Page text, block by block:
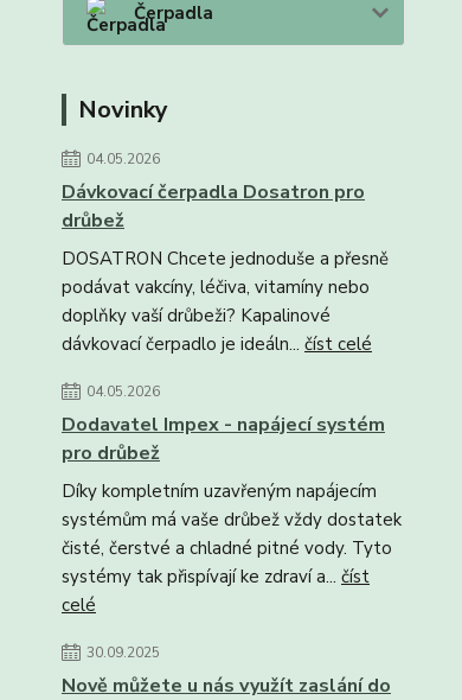
Čerpadla
Novinky
04.05.2026
Dávkovací čerpadla Dosatron pro
drůbež
DOSATRON Chcete jednoduše a přesně
podávat vakcíny, léčiva, vitamíny nebo
doplňky vaší drůbeži? Kapalinové
dávkovací čerpadlo je ideáln... číst celé
04.05.2026
Dodavatel Impex - napájecí systém
pro drůbež
Díky kompletním uzavřeným napájecím
systémům má vaše drůbež vždy dostatek
čisté, čerstvé a chladné pitné vody. Tyto
systémy tak přispívají ke zdraví a... číst
celé
30.09.2025
Nově můžete u nás využít zaslání do